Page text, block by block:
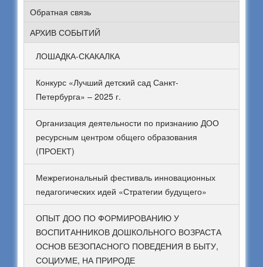
Обратная связь
АРХИВ СОБЫТИЙ
ЛОШАДКА-СКАКАЛКА
Конкурс «Лучший детский сад Санкт-
Петербурга» – 2025 г.
Организация деятельности по признанию ДОО
ресурсным центром общего образования
(ПРОЕКТ)
Межрегиональный фестиваль инновационных
педагогических идей «Стратегии будущего»
ОПЫТ ДОО ПО ФОРМИРОВАНИЮ У
ВОСПИТАННИКОВ ДОШКОЛЬНОГО ВОЗРАСТА
ОСНОВ БЕЗОПАСНОГО ПОВЕДЕНИЯ В БЫТУ,
СОЦИУМЕ, НА ПРИРОДЕ